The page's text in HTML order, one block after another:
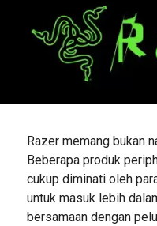
Razer memang bukan
Beberapa produk
cukup diminati oleh
untuk masuk lebih
bersamaan dengan